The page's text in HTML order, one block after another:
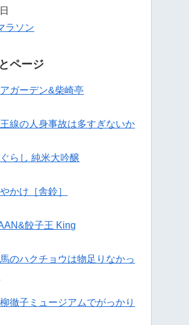
ラソン
ページ
ガーデン&柴崎亭
線の人身事故は多すぎないか
らし 純米大吟醸
かけ［舎鈴］
餃子王 King
のハクチョウは物足りなかっ
徹子ミュージアムでがっかり